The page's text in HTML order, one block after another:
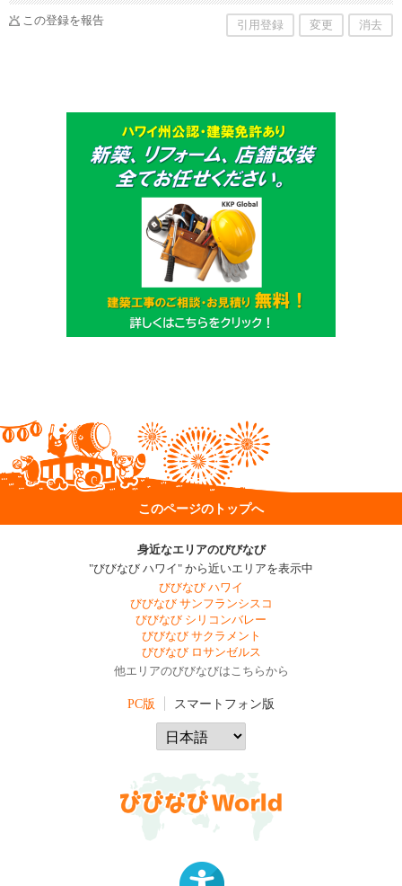
この登録を報告 引用登録 変更 消去
このページのトップへ
身近なエリアのびびなび
"びびなび ハワイ" から近いエリアを表示中
びびなび ハワイ
びびなび サンフランシスコ
びびなび シリコンバレー
びびなび サクラメント
びびなび ロサンゼルス
他エリアのびびなびはこちらから
PC版 スマートフォン版